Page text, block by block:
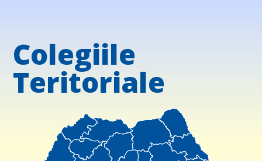
Colegiile
Teritoriale